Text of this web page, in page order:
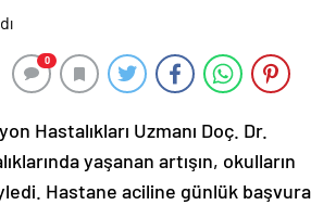
0
Hastalıkları Uzmanı Doç. Dr.
yaşanan artışın, okulların
Hastane aciline günlük